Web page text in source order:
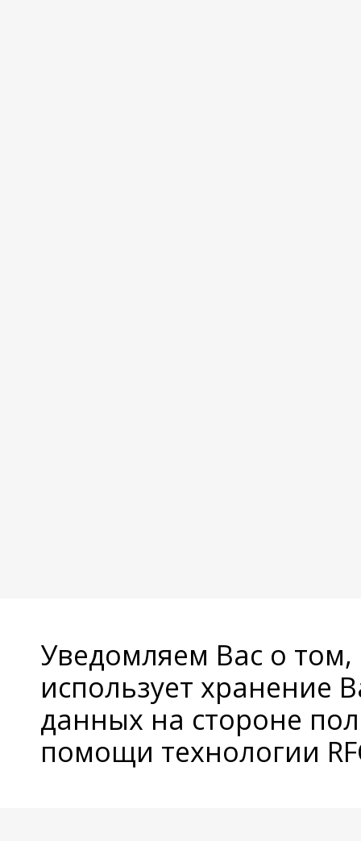
Уведомляем Вас о
использует хранение
данных на стороне
помощи технологии